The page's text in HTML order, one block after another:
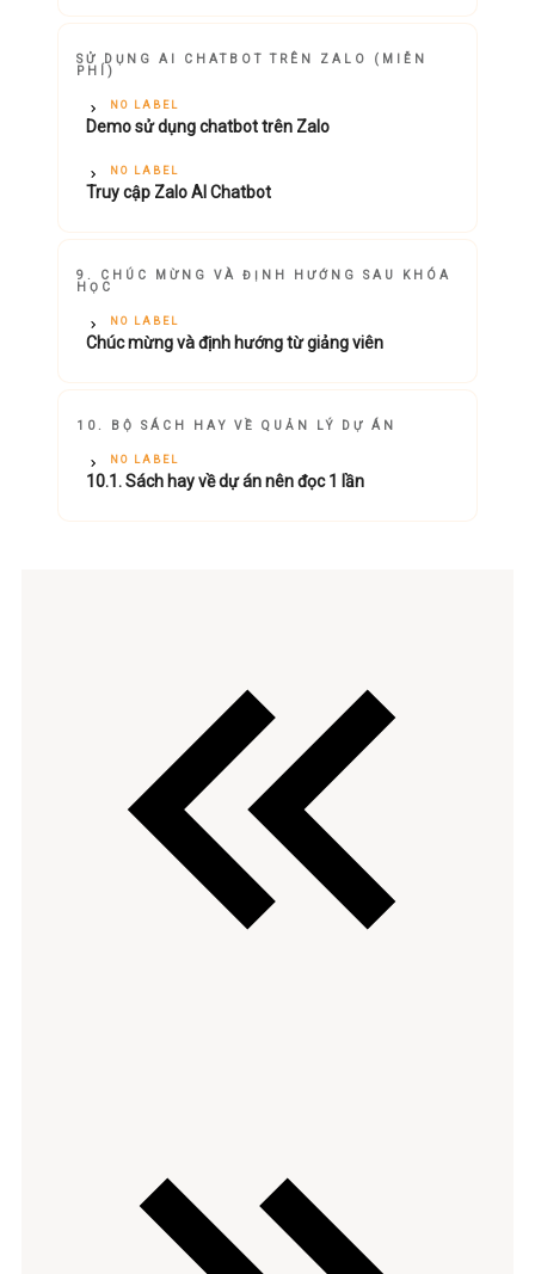
SỬ DỤNG AI CHATBOT TRÊN ZALO (MIỄN
PHÍ)
NO LABEL
Demo sử dụng chatbot trên Zalo
NO LABEL
Truy cập Zalo AI Chatbot
9. CHÚC MỪNG VÀ ĐỊNH HƯỚNG SAU KHÓA
HỌC
NO LABEL
Chúc mừng và định hướng từ giảng viên
10. BỘ SÁCH HAY VỀ QUẢN LÝ DỰ ÁN
NO LABEL
10.1. Sách hay về dự án nên đọc 1 lần